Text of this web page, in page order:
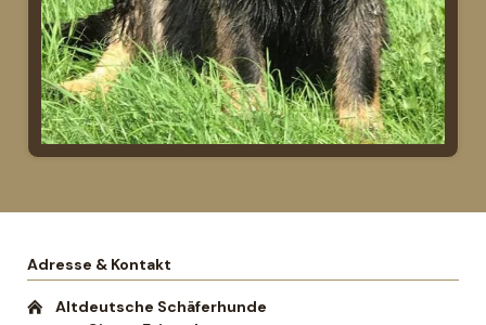
Adresse & Kontakt
Altdeutsche Schäferhunde